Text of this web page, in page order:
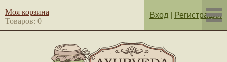
Моя корзина
Товаров: 0
Вход Регистрация